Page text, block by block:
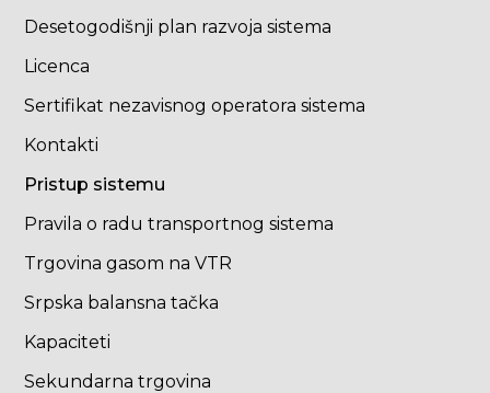
Desetogodišnji plan razvoja sistema
Licenca
Sertifikat nezavisnog operatora sistema
Kontakti
Pristup sistemu
Pravila o radu transportnog sistema
Trgovina gasom na VTR
Srpska balansna tačka
Kapaciteti
Sekundarna trgovina